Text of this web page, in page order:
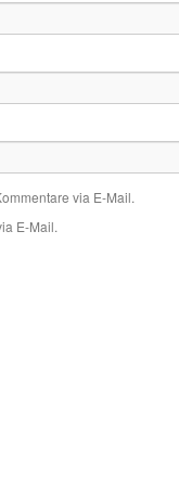
via E-Mail.
E-Mail.